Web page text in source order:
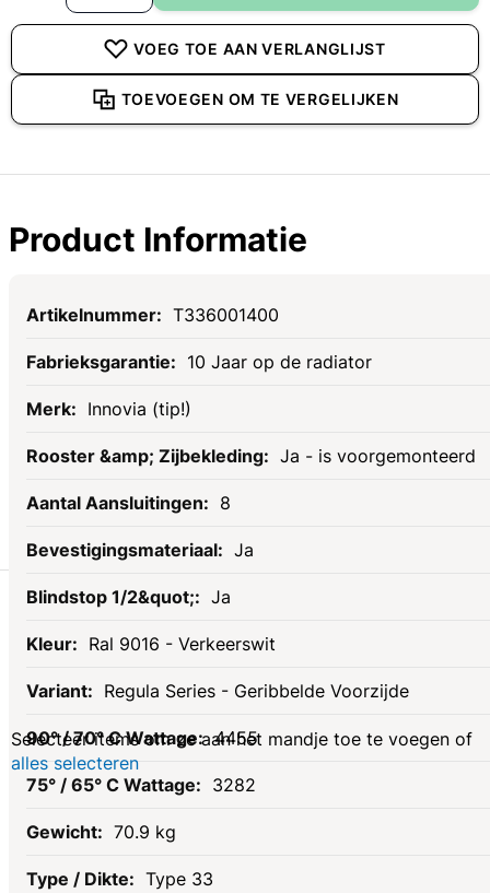
VOEG TOE AAN VERLANGLIJST
TOEVOEGEN OM TE VERGELIJKEN
Product Informatie
Specificaties
T336001400
10 Jaar op de radiator
Innovia (tip!)
Ja - is voorgemonteerd
8
Ja
Ja
Ral 9016 - Verkeerswit
Regula Series - Geribbelde Voorzijde
4455
3282
70.9 kg
Type 33
Gerelateerde
producten
Selecteer items om ze aan het mandje toe te voegen of
alles selecteren